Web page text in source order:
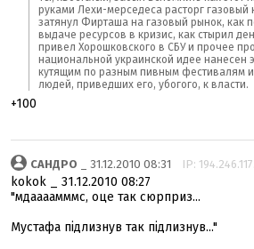
руками Лехи-мерседеса расторг газовый
затянул Фирташа на газовый рынок, как
выдаче ресурсов в кризис, как стырил
привел Хорошковского в СБУ и прочее
национальной украинской идее
кутящим по разным пивным фестивалям
людей, приведших его, убогого, к власти.
+100
САНДРО _ 31.12.2010 08:31 IP:
kokok _ 31.12.2010 08:27
"мдаааамммс, оце так сюрприз...
Мустафа підлизнув так підлизнув..."